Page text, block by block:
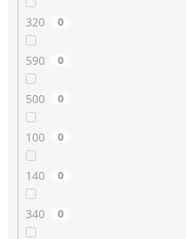
320 0
590 0
500 0
100 0
140 0
340 0